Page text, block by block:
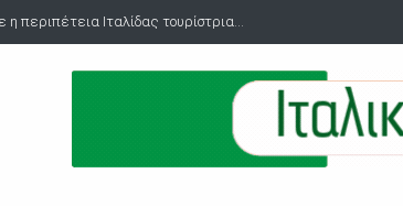
Πανήγυρη Αγίου Εύπλου στο λιμάνι